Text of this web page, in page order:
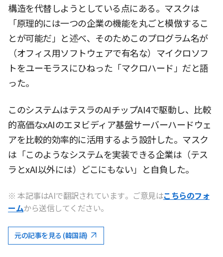
構造を代替しようとしている点にある。マスクは
「原理的には一つの企業の機能を丸ごと模倣するこ
とが可能だ」と述べ、そのためこのプログラム名が
（オフィス用ソフトウェアで有名な）マイクロソフ
トをユーモラスにひねった「マクロハード」だと語
った。
このシステムはテスラのAIチップAI4で駆動し、比較
的高価なxAIのエヌビディア基盤サーバーハードウェ
アを比較的効率的に活用するよう設計した。マスク
は「このようなシステムを実装できる企業は（テス
ラとxAI以外には）どこにもない」と自負した。
※ 本記事はAIで翻訳されています。ご意見はこちらのフォ
ームから送信してください。
元の記事を見る (韓国語)